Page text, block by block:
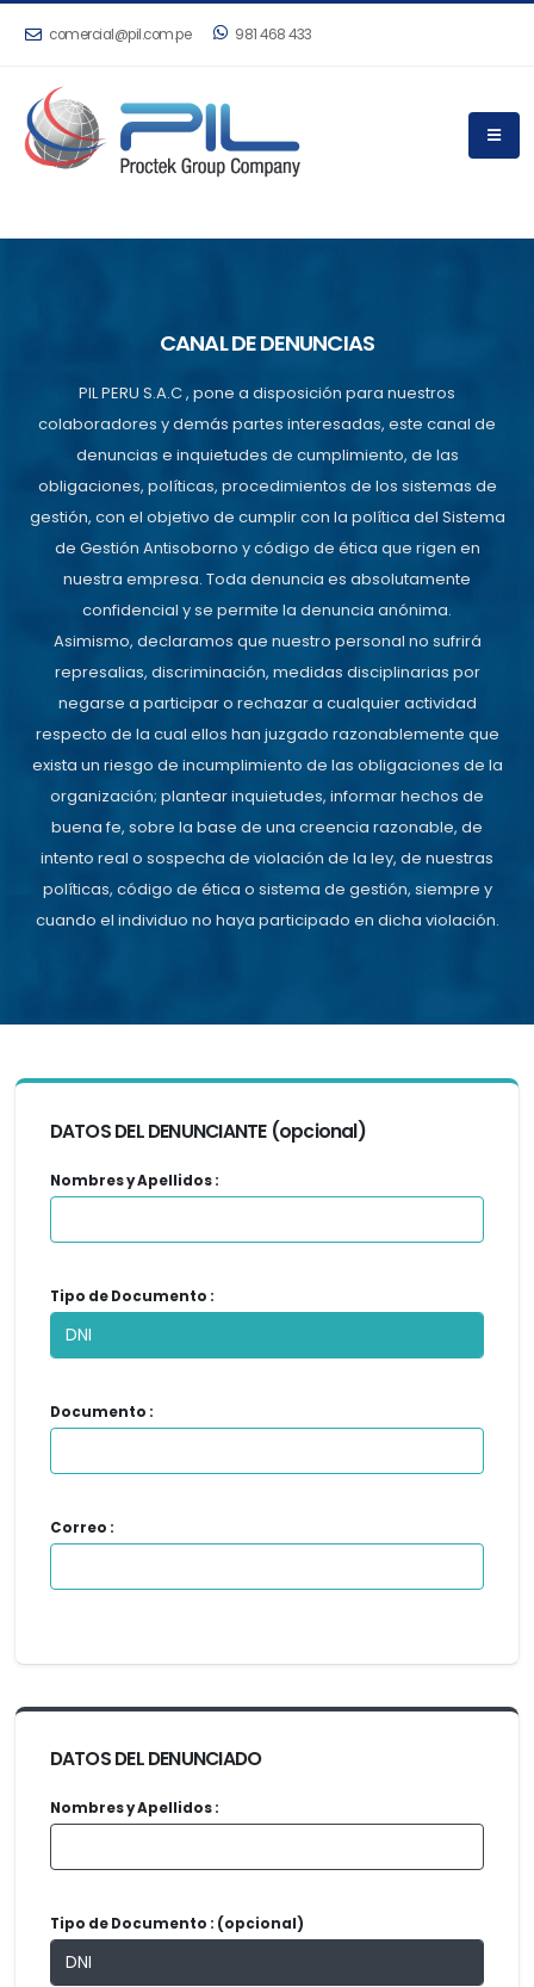
comercial@pil.com.pe 981 468 433
CANAL DE DENUNCIAS
PIL PERU S.A.C , pone a disposición para nuestros
colaboradores y demás partes interesadas, este canal de
denuncias e inquietudes de cumplimiento, de las
obligaciones, políticas, procedimientos de los sistemas de
gestión, con el objetivo de cumplir con la política del Sistema
de Gestión Antisoborno y código de ética que rigen en
nuestra empresa. Toda denuncia es absolutamente
confidencial y se permite la denuncia anónima.
Asimismo, declaramos que nuestro personal no sufrirá
represalias, discriminación, medidas disciplinarias por
negarse a participar o rechazar a cualquier actividad
respecto de la cual ellos han juzgado razonablemente que
exista un riesgo de incumplimiento de las obligaciones de la
organización; plantear inquietudes, informar hechos de
buena fe, sobre la base de una creencia razonable, de
intento real o sospecha de violación de la ley, de nuestras
políticas, código de ética o sistema de gestión, siempre y
cuando el individuo no haya participado en dicha violación.
DATOS DEL DENUNCIANTE (opcional)
Nombres y Apellidos :
Tipo de Documento :
Documento :
Correo :
DATOS DEL DENUNCIADO
Nombres y Apellidos :
Tipo de Documento : (opcional)